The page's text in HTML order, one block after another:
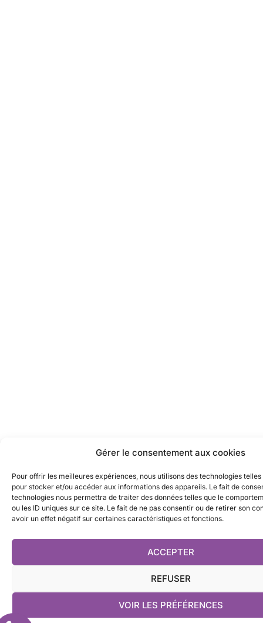
Gérer le consentement aux cookies
Pour offrir les meilleures expériences, nous utilisons des technologies
pour stocker et/ou accéder aux informations des appareils. Le fait de
technologies nous permettra de traiter des données telles que le
ou les ID uniques sur ce site. Le fait de ne pas consentir ou de retirer son
avoir un effet négatif sur certaines caractéristiques et fonctions.
ACCEPTER
REFUSER
VOIR LES PRÉFÉRENCES